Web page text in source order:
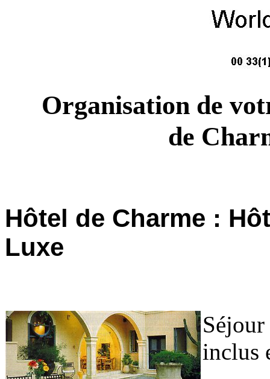
Organisation de
de
Hôtel de Charme :
Luxe
inclus